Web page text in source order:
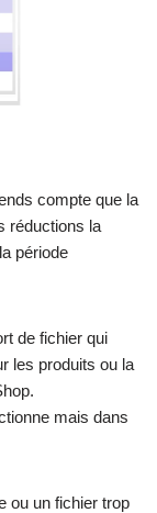
compte que la
réductions la
période
de fichier qui
les produits ou la
mais dans
ou un fichier trop